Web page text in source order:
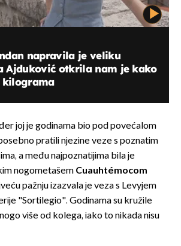
napravila je veliku
Ajduković otkrila nam je kako
kilograma
joj je godinama bio pod povećalom
pratili njezine veze s poznatim
a među najpoznatijima bila je
nogometašem Cuauhtémocom
pažnju izazvala je veza s Levyjem
"Sortilegio". Godinama su kružile
više od kolega, iako to nikada nisu